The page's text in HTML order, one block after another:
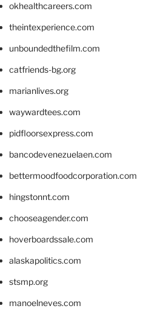
okhealthcareers.com
theintexperience.com
unboundedthefilm.com
catfriends-bg.org
marianlives.org
waywardtees.com
pidfloorsexpress.com
bancodevenezuelaen.com
bettermoodfoodcorporation.com
hingstonnt.com
chooseagender.com
hoverboardssale.com
alaskapolitics.com
stsmp.org
manoelneves.com